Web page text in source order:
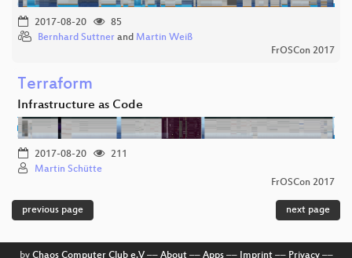
2017-08-20
85
Bernhard Suttner and Martin Weiß
FrOSCon 2017
Terraform
Infrastructure as Code
2017-08-20
211
Martin Schütte
FrOSCon 2017
previous page next page